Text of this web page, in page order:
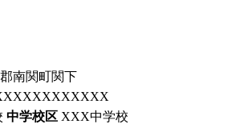
南関町関下
中学校区 XXX中学校